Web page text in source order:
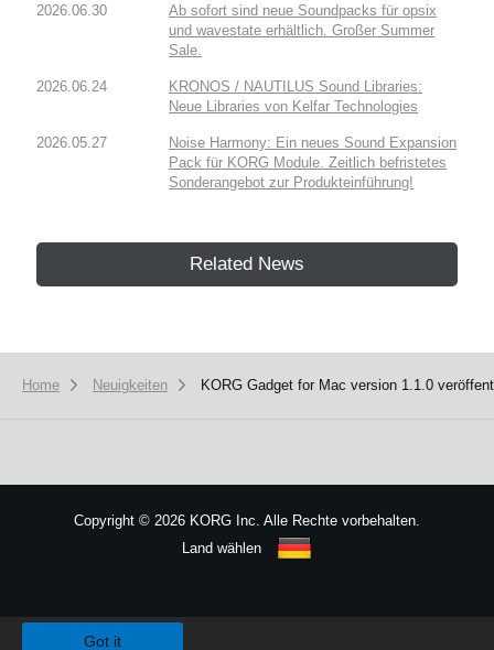
2026.06.30
Ab sofort sind neue Soundpacks für opsix
und wavestate erhältlich. Großer Summer
Sale.
2026.06.24
KRONOS / NAUTILUS Sound Libraries:
Neue Libraries von Kelfar Technologies
2026.05.27
Noise Harmony: Ein neues Sound Expansion
Pack für KORG Module. Zeitlich befristetes
Sonderangebot zur Produkteinführung!
Related News
Home Neuigkeiten KORG Gadget for Mac version 1.1.0
Copyright © 2026 KORG Inc. Alle Rechte vorbehalten.
Land wählen
Got it